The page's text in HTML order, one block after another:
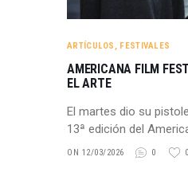
ARTÍCULOS FESTIVALES
AMERICANA FILM
EL ARTE
El martes dio su
13ª edición del
ON 12/03/2026 0 0